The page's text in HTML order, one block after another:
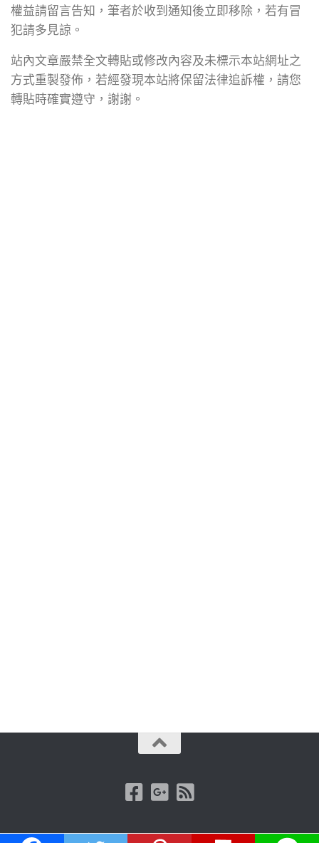
權益請留言告知，筆者於收到通知後立即移除，若有冒
犯請多見諒。
站內文章嚴禁全文轉貼或修改內容及未標示本站網址之
方式重製發佈，若經發現本站將保留法律追訴權，請您
轉貼時確實遵守，謝謝。